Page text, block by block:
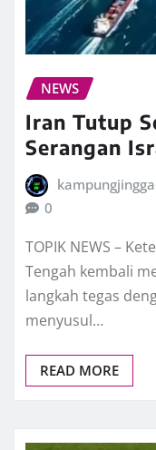
NEWS
Iran Tutup
Serangan
0
TOPIK NEWS –
Tengah kembali
langkah tegas
menyusul…
READ MORE